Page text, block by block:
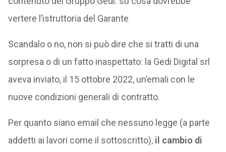
vertere l’istruttoria del Garante
Scandalo o no, non si può dire che si tratti di una
sorpresa o di un fatto inaspettato: la Gedi Digital srl
aveva inviato, il 15 ottobre 2022, un’emali con le
nuove condizioni generali di contratto.
Per quanto siano email che nessuno legge (a parte
addetti ai lavori come il sottoscritto), il cambio di